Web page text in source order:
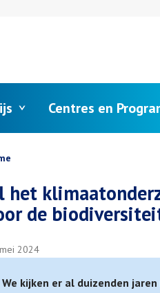
Centres en
het
de
2024
We kijken er al duizenden